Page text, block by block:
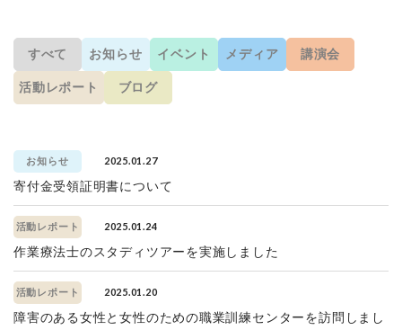
すべて お知らせ イベント メディア 講演会
活動レポート ブログ
お知らせ 2025.01.27
寄付金受領証明書について
活動レポート 2025.01.24
作業療法士のスタディツアーを実施しました
活動レポート 2025.01.20
障害のある女性と女性のための職業訓練センターを訪問しまし